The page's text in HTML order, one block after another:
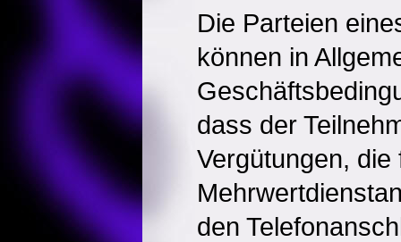
Die Parteien
können in
dass der
Vergütungen,
den